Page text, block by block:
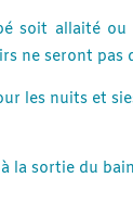
soit allaité
ne seront pas
les nuits et
la sortie du